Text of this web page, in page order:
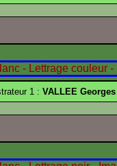
1 : VALLEE Georges